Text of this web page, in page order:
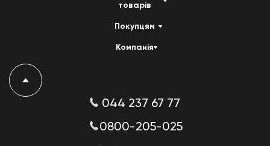
товарів
Покупцям
Компанія
044 237 67 77
0800-205-025